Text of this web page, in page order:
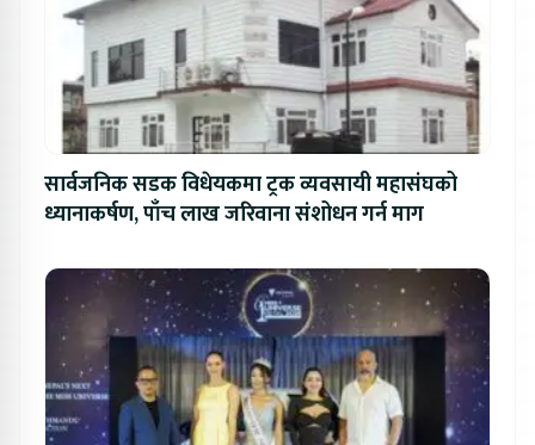
सार्वजनिक सडक विधेयकमा ट्रक व्यवसायी महासंघको
ध्यानाकर्षण, पाँच लाख जरिवाना संशोधन गर्न माग